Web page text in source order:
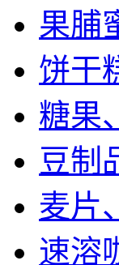
果脯
饼干
糖果
豆制
麦片
速溶